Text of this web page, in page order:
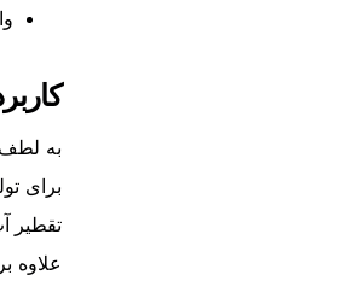
به لطف
برای
تقطیر
علاوه